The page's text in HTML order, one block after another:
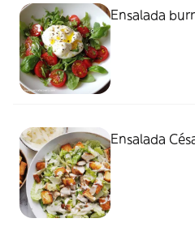
Ensalada
Ensalada